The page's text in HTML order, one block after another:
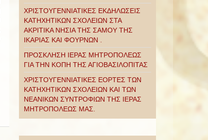
ΧΡΙΣΤΟΥΓΕΝΝΙΑΤΙΚΕΣ ΕΚΔΗΛΩΣΕΙΣ
ΚΑΤΗΧΗΤΙΚΩΝ ΣΧΟΛΕΙΩΝ ΣΤΑ
ΑΚΡΙΤΙΚΑ ΝΗΣΙΑ ΤΗΣ ΣΑΜΟΥ ΤΗΣ
ΙΚΑΡΙΑΣ ΚΑΙ ΦΟΥΡΝΩΝ .
ΠΡΟΣΚΛΗΣΗ ΙΕΡΑΣ ΜΗΤΡΟΠΟΛΕΩΣ
ΓΙΑ ΤΗΝ ΚΟΠΗ ΤΗΣ ΑΓΙΟΒΑΣΙΛΟΠΙΤΑΣ
ΧΡΙΣΤΟΥΓΕΝΝΙΑΤΙΚΕΣ ΕΟΡΤΕΣ ΤΩΝ
ΚΑΤΗΧΗΤΙΚΩΝ ΣΧΟΛΕΙΩΝ ΚΑΙ ΤΩΝ
ΝΕΑΝΙΚΩΝ ΣΥΝΤΡΟΦΙΩΝ ΤΗΣ ΙΕΡΑΣ
ΜΗΤΡΟΠΟΛΕΩΣ ΜΑΣ.